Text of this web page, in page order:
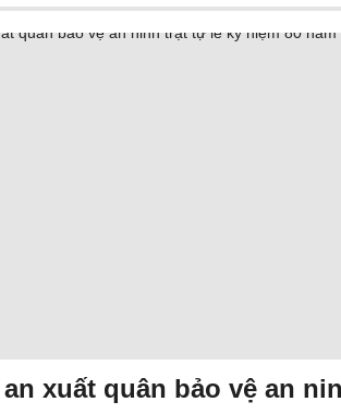
xuất quân bảo vệ an